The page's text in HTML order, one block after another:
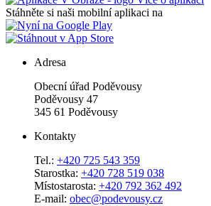
Stáhněte si naši mobilní aplikaci na
Adresa
Obecní úřad Poděvousy
Poděvousy 47
345 61 Poděvousy
Kontakty
Tel.: +420 725 543 359
Starostka: +420 728 519 038
Místostarosta: +420 792 362 492
E-mail: obec@podevousy.cz